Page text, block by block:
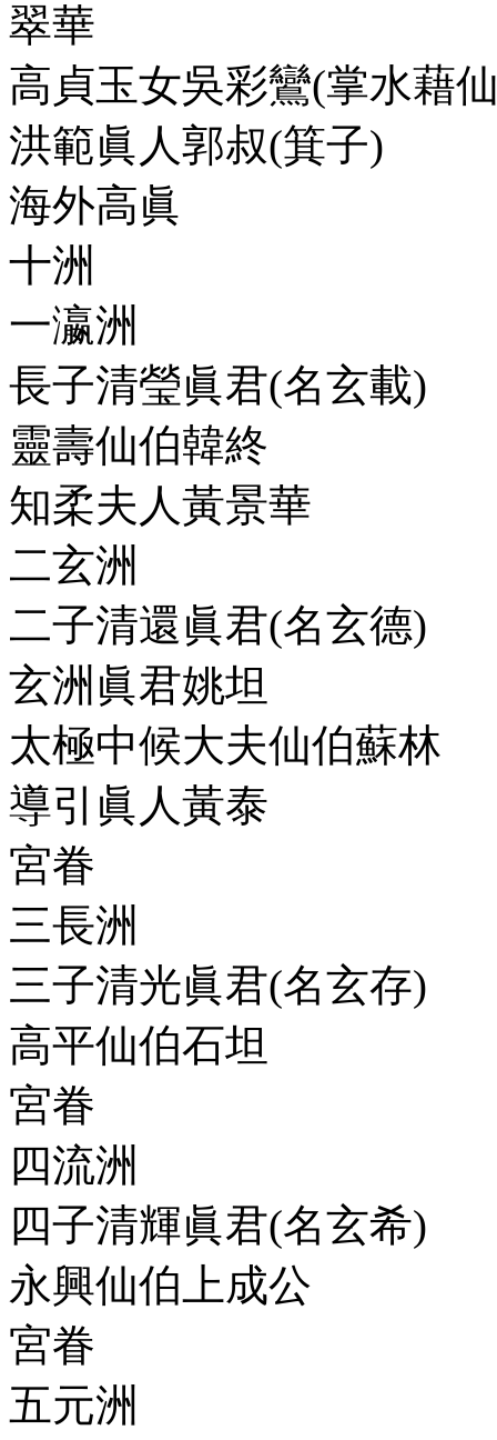
翠華
高貞玉女吳彩鸞(掌水藉
洪範眞人郭叔(箕子)
海外高眞
十洲
一瀛洲
長子清瑩眞君(名玄載)
靈壽仙伯韓終
知柔夫人黃景華
二玄洲
二子清還眞君(名玄德)
玄洲眞君姚坦
太極中候大夫仙伯蘇林
導引眞人黃泰
宮眷
三長洲
三子清光眞君(名玄存)
高平仙伯石坦
宮眷
四流洲
四子清輝眞君(名玄希)
永興仙伯上成公
宮眷
五元洲